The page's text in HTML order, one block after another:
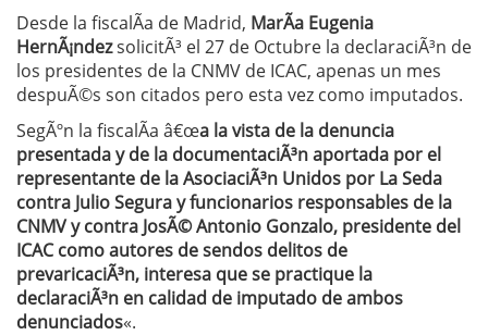
Desde la fiscalÃ­a de Madrid, MarÃ­a Eugenia
HernÃ¡ndezsolicitÃ³ el 27 de Octubre la declaraciÃ³n de
los presidentes de la CNMV de ICAC, apenas un mes
despuÃ©s son citados pero esta vez como imputados.
SegÃºn la fiscalÃ­a â€œa la vista de la denuncia
presentada y de la documentaciÃ³n aportada por el
representante de la AsociaciÃ³n Unidos por La Seda
contra Julio Segura y funcionarios responsables de la
CNMV y contra JosÃ© Antonio Gonzalo, presidente del
ICAC como autores de sendos delitos de
prevaricaciÃ³n, interesa que se practique la
declaraciÃ³n en calidad de imputado de ambos
denunciados«.